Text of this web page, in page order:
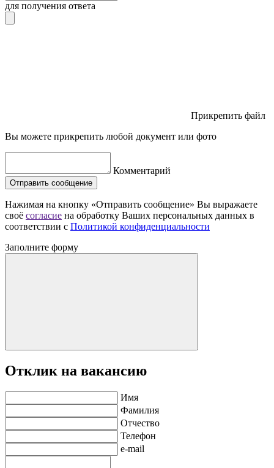
для получения ответа
Прикрепить файл
Вы можете прикрепить любой документ или фото
Комментарий
Отправить сообщение
Нажимая на кнопку «Отправить сообщение» Вы выражаете
своё согласие на обработку Ваших персональных данных в
соответствии с Политикой конфиденциальности
Заполните форму
Отклик на вакансию
Имя
Фамилия
Отчество
Телефон
e-mail